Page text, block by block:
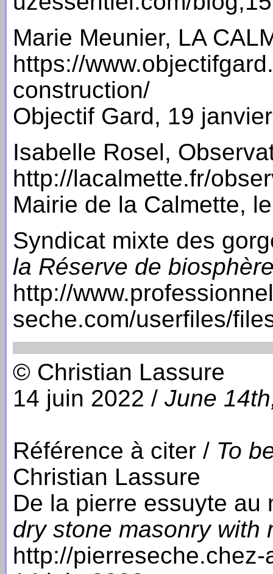
Marie Meunier, LA
https://
construction/
Objectif Gard, 19
Isabelle Rosel,
http://lacalmette.fr/
Mairie de la Calmette,
Syndicat mixte des
la Réserve de
http://
seche.com/userfiles/
© Christian Lassure
14 juin 2022 / June
Référence à citer / To
Christian Lassure
De la pierre essuyte au
dry stone masonry with
http://